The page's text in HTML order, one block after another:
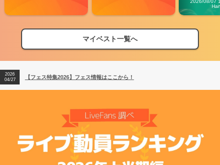
2026/08/07
マイベスト一覧へ
【フェス特集2026】フェス情報はここから！
【ライブ動員ランキング】2026年上半期編発表！
2026
04/27
【フェス特集2026】フェス情報はここから！
2026